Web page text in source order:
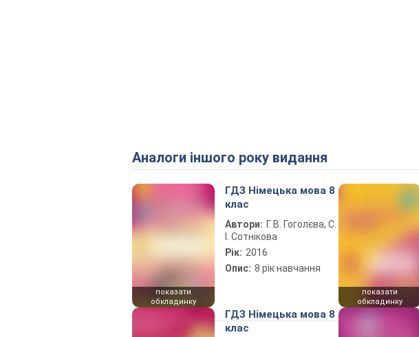
Аналоги іншого року видання
показати
обкладинку
ГДЗ Німецька мова 8
клас
Автори: Г. В. Гоголєва, С.
І. Сотнікова
Рік: 2016
Опис: 8 рік навчання
показати
обкладинку
ГДЗ Німецька мова 8
клас